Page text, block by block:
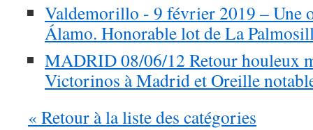
Valdemorillo - 9 février 2019 – Une
Álamo. Honorable lot de La
MADRID 08/06/12 Retour houleux
Victorinos à Madrid et Oreille
« Retour à la liste des catégories